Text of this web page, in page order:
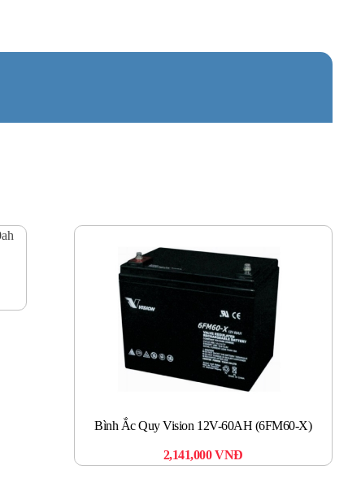
Bình Ắc Quy Vision 12V-60AH (6FM60-X)
2,141,000VNĐ